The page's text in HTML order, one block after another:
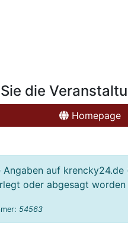
die
Homepage
Angaben auf
oder abgesagt
54563